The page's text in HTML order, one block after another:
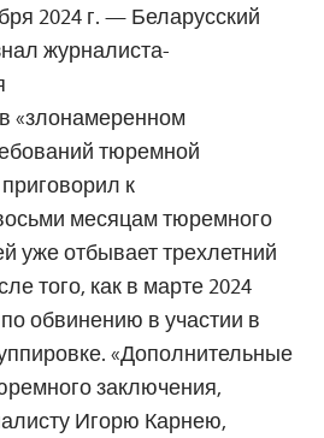
2024 г. — Беларусский
журналиста-
«злонамеренном
тюремной
к
месяцам тюремного
уже отбывает трехлетний
того, как в марте 2024
обвинению в участии в
«Дополнительные
заключения,
Игорю Карнею,